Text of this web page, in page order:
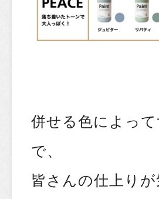
併せる色によっ
で、
皆さんの仕上り